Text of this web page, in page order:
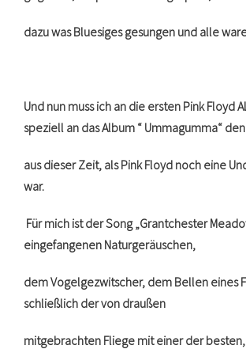
dazu was Bluesiges gesungen und alle
Und nun muss ich an die ersten Pink Floyd
speziell an das Album “ Ummagumma“
aus dieser Zeit, als Pink Floyd noch eine
war.
Für mich ist der Song „Grantchester
eingefangenen Naturgeräuschen,
dem Vogelgezwitscher, dem Bellen eines
schließlich der von draußen
mitgebrachten Fliege mit einer der